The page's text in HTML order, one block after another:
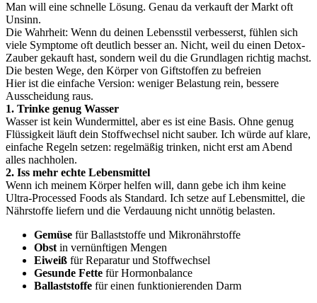
Man will eine schnelle Lösung. Genau da verkauft der Markt oft
Unsinn.
Die Wahrheit: Wenn du deinen Lebensstil verbesserst, fühlen sich
viele Symptome oft deutlich besser an. Nicht, weil du einen Detox-
Zauber gekauft hast, sondern weil du die Grundlagen richtig machst.
Die besten Wege, den Körper von Giftstoffen zu befreien
Hier ist die einfache Version: weniger Belastung rein, bessere
Ausscheidung raus.
1. Trinke genug Wasser
Wasser ist kein Wundermittel, aber es ist eine Basis. Ohne genug
Flüssigkeit läuft dein Stoffwechsel nicht sauber. Ich würde auf klare,
einfache Regeln setzen: regelmäßig trinken, nicht erst am Abend
alles nachholen.
2. Iss mehr echte Lebensmittel
Wenn ich meinem Körper helfen will, dann gebe ich ihm keine
Ultra-Processed Foods als Standard. Ich setze auf Lebensmittel, die
Nährstoffe liefern und die Verdauung nicht unnötig belasten.
Gemüse für Ballaststoffe und Mikronährstoffe
Obst in vernünftigen Mengen
Eiweiß für Reparatur und Stoffwechsel
Gesunde Fette für Hormonbalance
Ballaststoffe für einen funktionierenden Darm